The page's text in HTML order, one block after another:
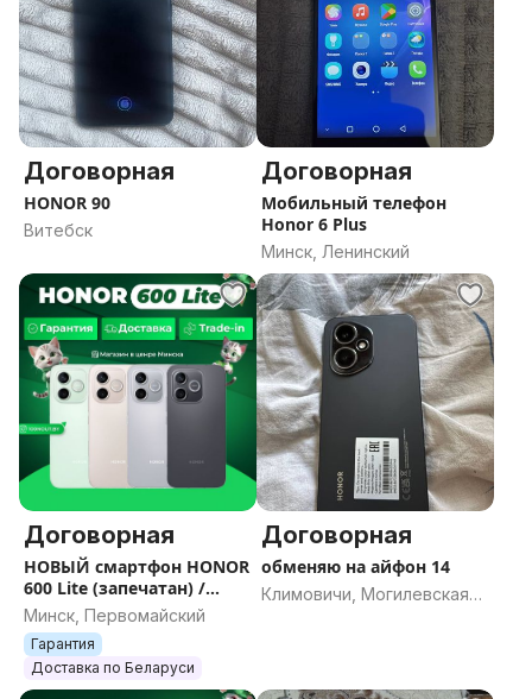
Договорная
HONOR 90
Витебск
Договорная
Мобильный телефон
Honor 6 Plus
Минск, Ленинский
Договорная
НОВЫЙ смартфон HONOR
600 Lite (запечатан) /
Гарантия / Все цвета /
Память
Минск, Первомайский
Гарантия
Доставка по Беларуси
Договорная
обменяю на айфон 14
Климовичи, Могилевская